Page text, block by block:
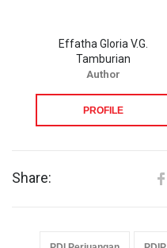
Effatha Gloria V.G.
Tamburian
Author
PROFILE
Share: